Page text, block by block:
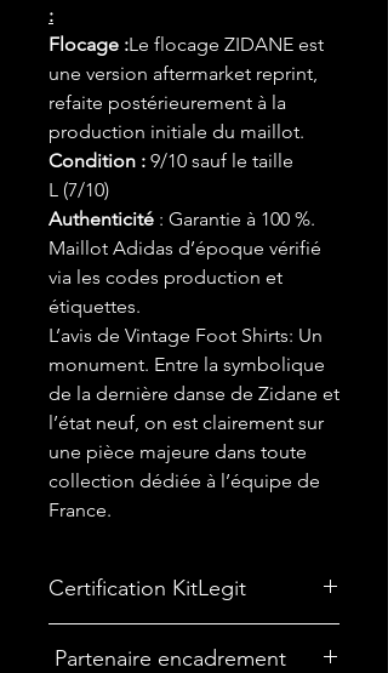
:
Flocage :Le flocage ZIDANE est
une version aftermarket reprint,
refaite postérieurement à la
production initiale du maillot.
Condition : 9/10 sauf le taille
L (7/10)
Authenticité : Garantie à 100 %.
Maillot Adidas d’époque vérifié
via les codes production et
étiquettes.
L’avis de Vintage Foot Shirts: Un
monument. Entre la symbolique
de la dernière danse de Zidane et
l’état neuf, on est clairement sur
une pièce majeure dans toute
collection dédiée à l’équipe de
France.
Certification KitLegit
Partenaire encadrement